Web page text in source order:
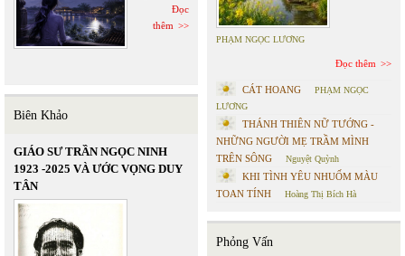
Đọc
thêm
Biên Khảo
GIÁO SƯ TRẦN NGỌC NINH
1923 -2025 VÀ ƯỚC VỌNG DUY
TÂN
PHẠM NGỌC LƯƠNG
Đọc thêm
CÁT HOANG
PHẠM NGỌC
LƯƠNG
THÁNH THIÊN NỮ TƯỚNG -
NHỮNG NGƯỜI MẸ TRẦM MÌNH
TRÊN SÔNG
Nguyệt Quỳnh
KHI TÌNH YÊU NHUỐM MÀU
TOAN TÍNH
Hoàng Thị Bích Hà
Phỏng Vấn